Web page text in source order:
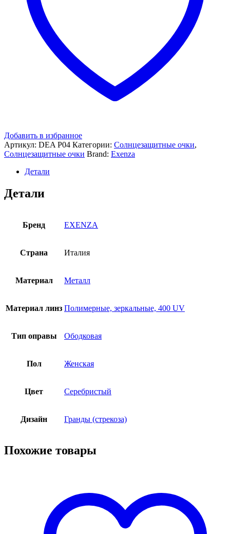
Добавить в избранное
Артикул: DEA P04 Категории: Солнцезащитные очки,
Солнцезащитные очки Brand: Exenza
Детали
Детали
Бренд EXENZA
Страна Италия
Материал Металл
Материал линз Полимерные, зеркальные, 400 UV
Тип оправы Ободковая
Пол Женская
Цвет Серебристый
Дизайн Гранды (стрекоза)
Похожие товары